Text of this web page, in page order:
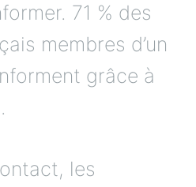
71 % des
membres d’un
grâce à
les